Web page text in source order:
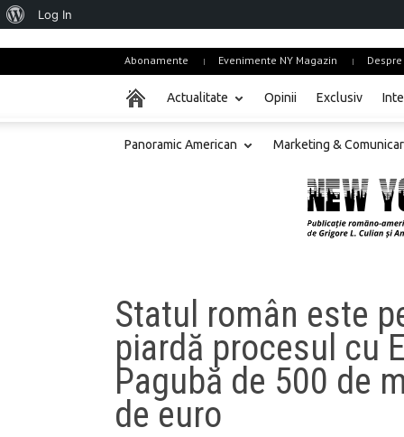
Abonamente Evenimente NY Magazin
Actualitate Opinii Exclusiv
Panoramic American Marketing &
Statul român este
piardă procesul cu
Pagubă de 500 de
de euro
About
Log In